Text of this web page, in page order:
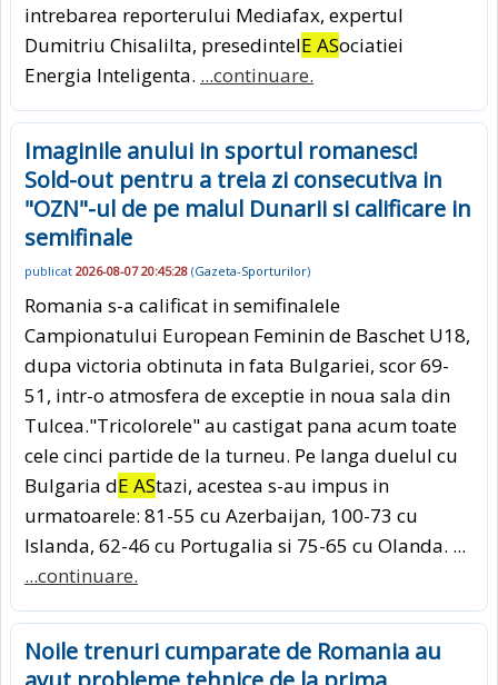
intrebarea reporterului Mediafax, expertul
Dumitriu Chisalilta, presedintelE ASociatiei
Energia Inteligenta. ...continuare.
Imaginile anului in sportul romanesc!
Sold-out pentru a treia zi consecutiva in
"OZN"-ul de pe malul Dunarii si calificare in
semifinale
publicat 2026-08-07 20:45:28 (Gazeta-Sporturilor)
Romania s-a calificat in semifinalele
Campionatului European Feminin de Baschet U18,
dupa victoria obtinuta in fata Bulgariei, scor 69-
51, intr-o atmosfera de exceptie in noua sala din
Tulcea."Tricolorele" au castigat pana acum toate
cele cinci partide de la turneu. Pe langa duelul cu
Bulgaria dE AStazi, acestea s-au impus in
urmatoarele: 81-55 cu Azerbaijan, 100-73 cu
Islanda, 62-46 cu Portugalia si 75-65 cu Olanda. ...
...continuare.
Noile trenuri cumparate de Romania au